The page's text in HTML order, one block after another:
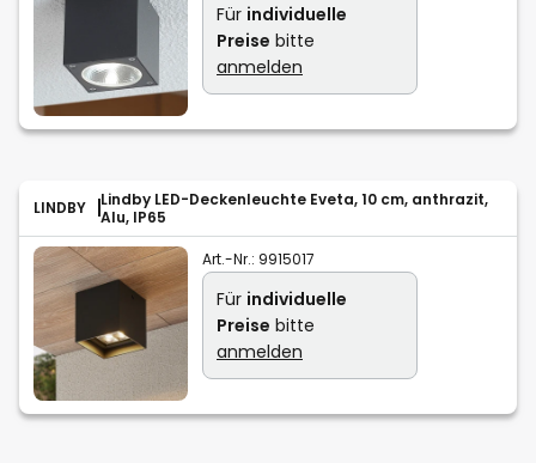
Für individuelle
Preise bitte
anmelden
LINDBY
Lindby LED-Deckenleuchte Eveta, 10 cm, anthrazit,
Alu, IP65
Art.-Nr.: 9915017
Für individuelle
Preise bitte
anmelden